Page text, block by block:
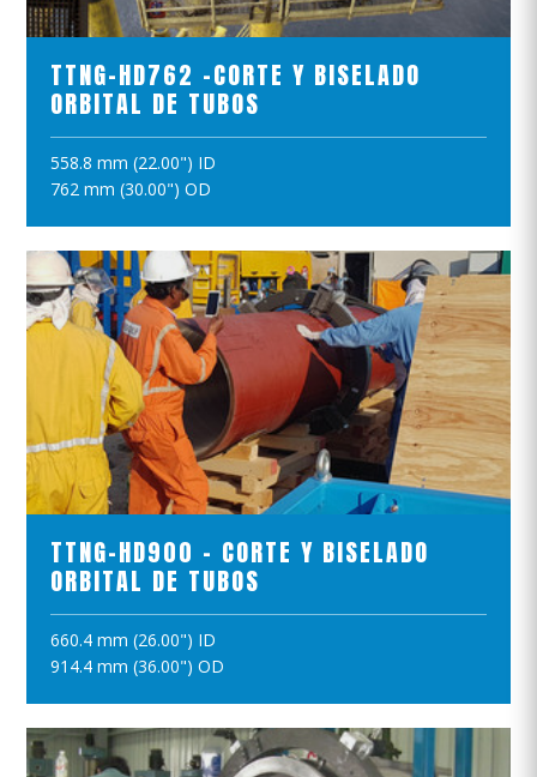
TTNG-HD762 -CORTE Y BISELADO
ORBITAL DE TUBOS
558.8 mm (22.00") ID
762 mm (30.00") OD
AÑADIR A LA CESTA
TTNG-HD900 - CORTE Y BISELADO
ORBITAL DE TUBOS
660.4 mm (26.00") ID
914.4 mm (36.00") OD
VER EL PRODUCTO
AÑADIR A LA CESTA